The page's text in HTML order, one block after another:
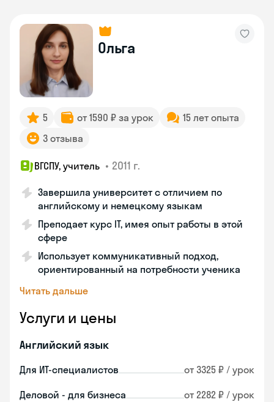
Ольга
5 от 1590 ₽ за урок
15 лет опыта
3 отзыва
ВГСПУ, учитель • 2011 г.
Завершила университет с отличием по
английскому и немецкому языкам
Преподает курс IT, имея опыт работы в этой
сфере
Использует коммуникативный подход,
ориентированный на потребности ученика
Читать дальше
Услуги и цены
Английский язык
Для ИТ-специалистов от 3325 ₽ / урок
Деловой - для бизнеса от 2282 ₽ / урок